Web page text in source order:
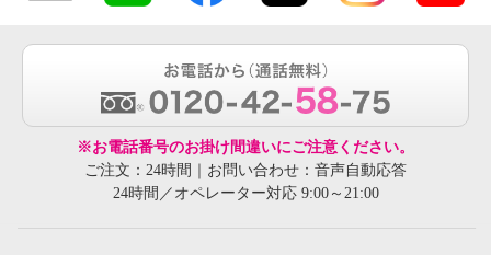
※お電話番号のお掛け間違いにご注意ください。
ご注文：24時間｜お問い合わせ：音声自動応答
24時間／オペレーター対応 9:00～21:00